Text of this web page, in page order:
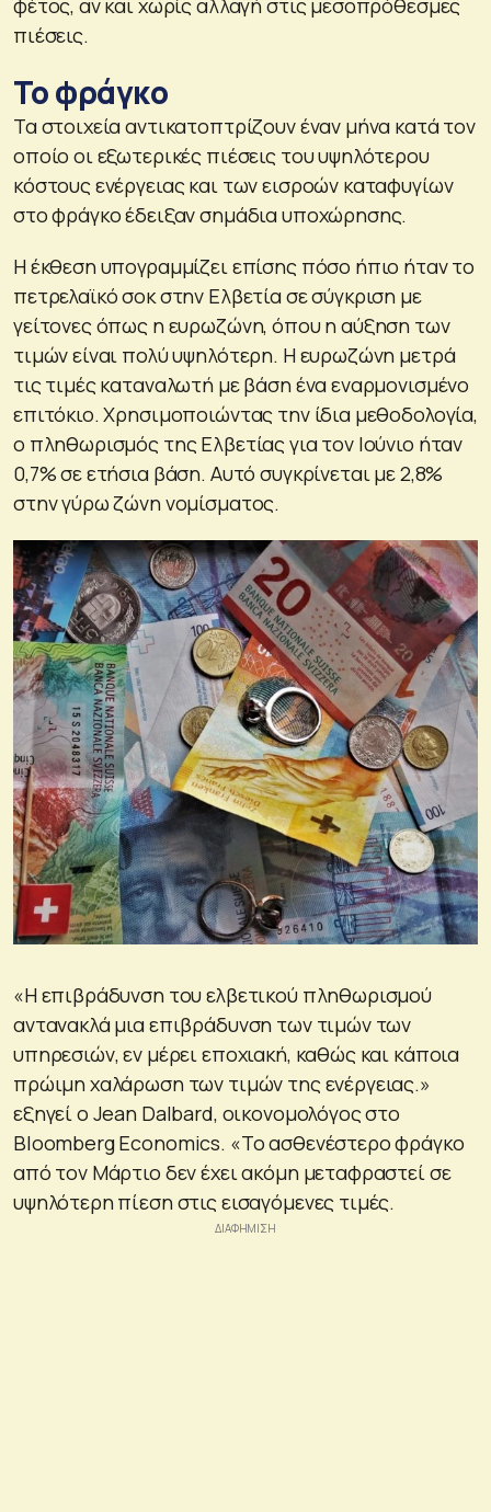
πιέσεις.
Το φράγκο
Τα στοιχεία αντικατοπτρίζουν έναν μήνα κατά τον
οποίο οι εξωτερικές πιέσεις του υψηλότερου
κόστους ενέργειας και των εισροών καταφυγίων
στο φράγκο έδειξαν σημάδια υποχώρησης.
Η έκθεση υπογραμμίζει επίσης πόσο ήπιο ήταν το
πετρελαϊκό σοκ στην Ελβετία σε σύγκριση με
γείτονες όπως η ευρωζώνη, όπου η αύξηση των
τιμών είναι πολύ υψηλότερη. Η ευρωζώνη μετρά
τις τιμές καταναλωτή με βάση ένα εναρμονισμένο
επιτόκιο. Χρησιμοποιώντας την ίδια μεθοδολογία,
ο πληθωρισμός της Ελβετίας για τον Ιούνιο ήταν
0,7% σε ετήσια βάση. Αυτό συγκρίνεται με 2,8%
στην γύρω ζώνη νομίσματος.
«Η επιβράδυνση του ελβετικού πληθωρισμού
αντανακλά μια επιβράδυνση των τιμών των
υπηρεσιών, εν μέρει εποχιακή, καθώς και κάποια
πρώιμη χαλάρωση των τιμών της ενέργειας.»
εξηγεί ο Jean Dalbard, οικονομολόγος στο
Bloomberg Economics. «Το ασθενέστερο φράγκο
από τον Μάρτιο δεν έχει ακόμη μεταφραστεί σε
υψηλότερη πίεση στις εισαγόμενες τιμές.